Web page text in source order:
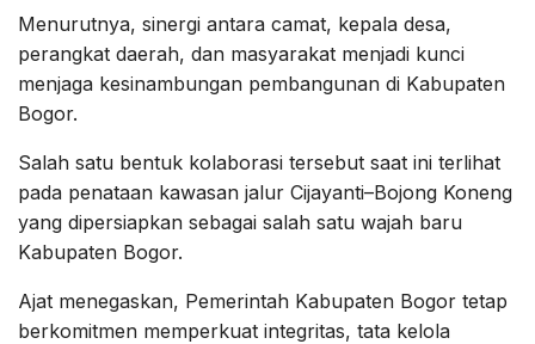
Menurutnya, sinergi antara camat, kepala desa,
perangkat daerah, dan masyarakat menjadi kunci
menjaga kesinambungan pembangunan di Kabupaten
Bogor.
Salah satu bentuk kolaborasi tersebut saat ini terlihat
pada penataan kawasan jalur Cijayanti–Bojong Koneng
yang dipersiapkan sebagai salah satu wajah baru
Kabupaten Bogor.
Ajat menegaskan, Pemerintah Kabupaten Bogor tetap
berkomitmen memperkuat integritas, tata kelola